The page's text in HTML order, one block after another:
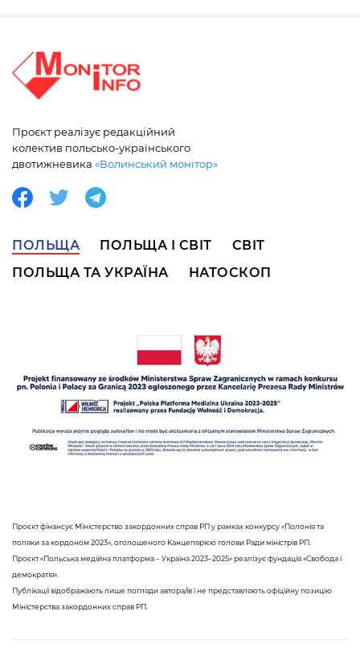
Проєкт реалізує редакційний
колектив польсько-українського
двотижневика «Волинський монітор»
ПОЛЬЩА ПОЛЬЩА І СВІТ
СВІТ
ПОЛЬЩА ТА УКРАЇНА
НАТОСКОП
Проєкт фінансує Міністерство закордонних справ РП у рамках конкурсу «Полонія та
поляки за кордоном 2023», оголошеного Канцелярією голови Ради міністрів РП.
Проєкт «Польська медійна платформа – Україна 2023–2025» реалізує фундація «Свобода і
демократія».
Публікації відображають лише погляди автора/ів і не представляють офіційну позицію
Міністерства закордонних справ РП.